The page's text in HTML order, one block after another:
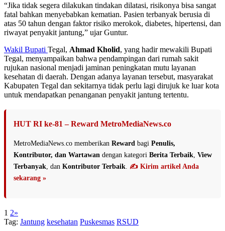
“Jika tidak segera dilakukan tindakan dilatasi, risikonya bisa sangat
fatal bahkan menyebabkan kematian. Pasien terbanyak berusia di
atas 50 tahun dengan faktor risiko merokok, diabetes, hipertensi, dan
riwayat penyakit jantung,” ujar Guntur.
Wakil Bupati Tegal, Ahmad Kholid, yang hadir mewakili Bupati
Tegal, menyampaikan bahwa pendampingan dari rumah sakit
rujukan nasional menjadi jaminan peningkatan mutu layanan
kesehatan di daerah. Dengan adanya layanan tersebut, masyarakat
Kabupaten Tegal dan sekitarnya tidak perlu lagi dirujuk ke luar kota
untuk mendapatkan penanganan penyakit jantung tertentu.
HUT RI ke-81 – Reward MetroMediaNews.co
MetroMediaNews.co memberikan Reward bagi Penulis,
Kontributor, dan Wartawan dengan kategori Berita Terbaik View
Terbanyak , dan Kontributor Terbaik ✍️ Kirim artikel Anda
sekarang »
1 2»
Tag: Jantung kesehatan Puskesmas RSUD